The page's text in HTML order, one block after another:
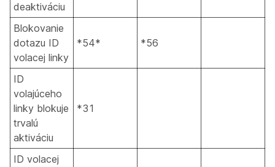
deaktiváciu
Blokovanie
dotazu ID
volacej linky
*54* *56
ID
volajúceho
linky blokuje
trvalú
aktiváciu
*31
ID volacej